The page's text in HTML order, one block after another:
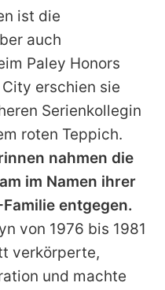
ist die
auch
Paley Honors
erschien sie
Serienkollegin
roten Teppich.
nahmen die
im Namen ihrer
entgegen.
von 1976 bis 1981
verkörperte,
und machte